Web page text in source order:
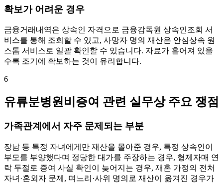
확보가 어려운 경우
금융거래내역은 상속인 자격으로 금융감독원 상속인조회 서
비스를 통해 조회할 수 있고, 사망자 명의 재산은 안심상속 원
스톱 서비스로 일괄 확인할 수 있습니다. 자료가 흩어져 있을
수록 조기에 확보하는 것이 유리합니다.
6
유류분병원비증여 관련 실무상 주요 쟁점
가족관계에서 자주 문제되는 부분
장남 등 특정 자녀에게만 재산을 몰아준 경우, 특정 상속인이
부모를 부양했다며 정당한 대가를 주장하는 경우, 형제자매 연
락 두절로 증여 사실 확인이 늦어지는 경우, 재혼 가정의 전처
자녀·혼외자 문제, 며느리·사위 명의로 재산이 옮겨진 경우가